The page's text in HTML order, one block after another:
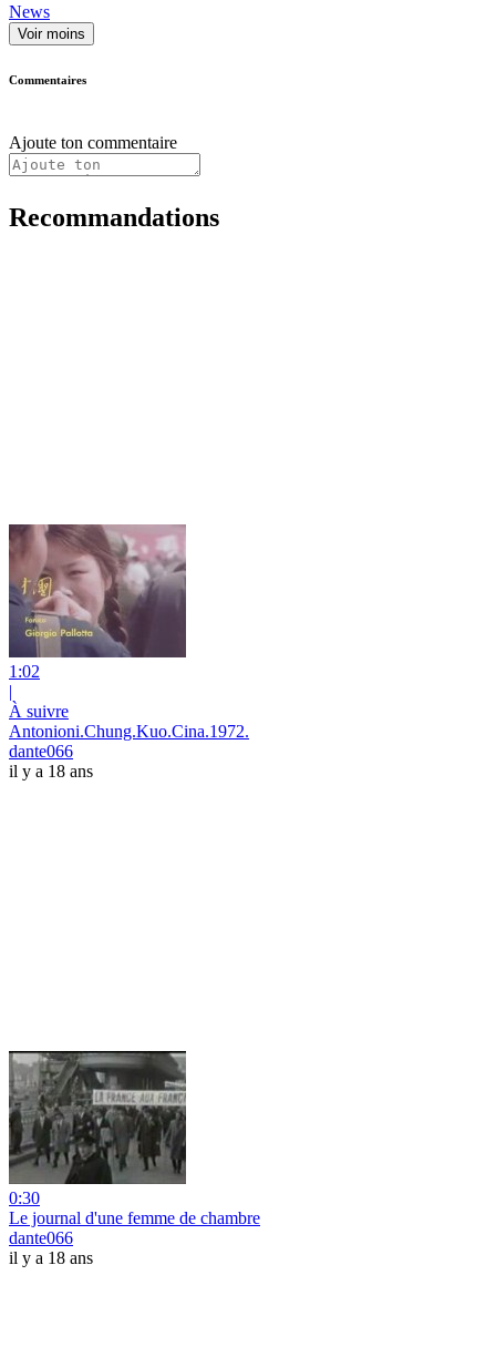
News
Voir moins
Commentaires
Ajoute ton commentaire
Recommandations
1:02
|
À suivre
Antonioni.Chung.Kuo.Cina.1972.
dante066
il y a 18 ans
0:30
Le journal d'une femme de chambre
dante066
il y a 18 ans